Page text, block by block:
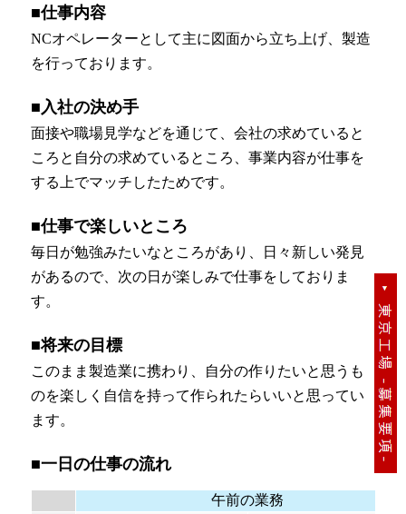
■仕事内容
NCオペレーターとして主に図面から立ち上げ、製造
を行っております。
■入社の決め手
面接や職場見学などを通じて、会社の求めていると
ころと自分の求めているところ、事業内容が仕事を
する上でマッチしたためです。
■仕事で楽しいところ
毎日が勉強みたいなところがあり、日々新しい発見
があるので、次の日が楽しみで仕事をしておりま
す。
■将来の目標
このまま製造業に携わり、自分の作りたいと思うも
のを楽しく自信を持って作られたらいいと思ってい
ます。
■一日の仕事の流れ
午前の業務